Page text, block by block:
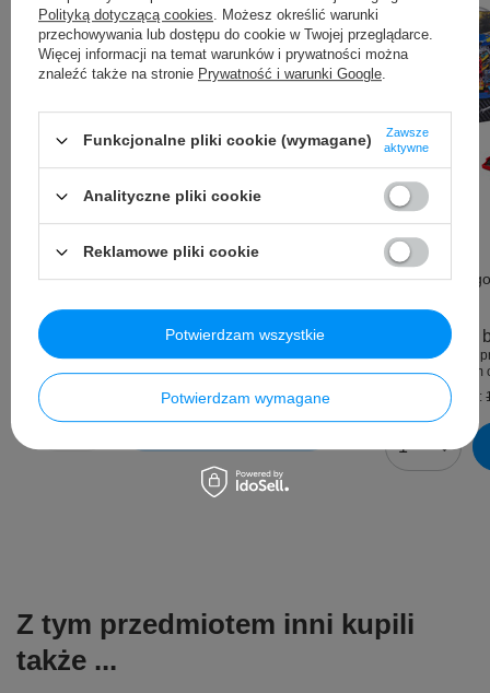
Okazja
Latająca Kula Czerwona
21,99 PLNbrutto
Najniższa cena produktu w okresie 30 dni przed
wprowadzeniem obniżki:
Cena regularna:24,99 PLN -12%
Okazja
Zestaw
104,99 PLN
Najniższa cena
wprowadzeniem
Cena regularna:
Ilość
Z tym przedmiotem inni kupili
także ...
Polityką dotyczącą cookies. Możesz określić warunki
przechowywania lub dostępu do cookie w Twojej przeglądarce.
Więcej informacji na temat warunków i prywatności można
znaleźć także na stronie Prywatność i warunki Google.
Funkcjonalne pliki cookie (wymagane)
Zawsze
aktywne
Analityczne pliki cookie
Reklamowe pliki cookie
Potwierdzam wymagane
Potwierdzam wszystkie